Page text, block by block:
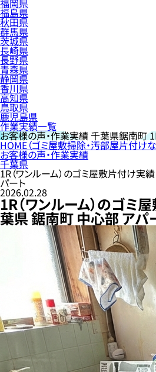
福岡県
福島県
秋田県
群馬県
茨城県
長崎県
長野県
青森県
静岡県
香川県
高知県
鳥取県
鹿児島県
作業実績一覧
お客様の声・作業実績千葉県鋸南町
HOME（ゴミ屋敷掃除・汚部屋片付け
お客様の声・作業実績
千葉県
1R（ワンルーム）のゴミ屋敷片付け
パート
2026.02.28
1R（ワンルーム）のゴミ
葉県 鋸南町 中心部 アパ